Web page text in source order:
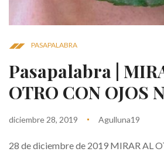
PASAPALABRA
Pasapalabra |
OTRO CON OJOS
diciembre 28, 2019 Agulluna19
28 de diciembre de 2019 MIRAR AL